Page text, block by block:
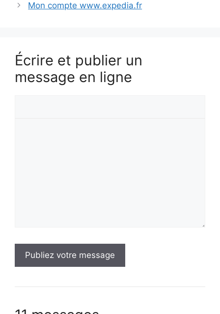
Mon compte www.expedia.fr
Écrire et publier un
message en ligne